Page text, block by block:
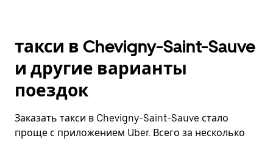
такси в Chevigny-Saint-Sauve
и другие варианты
поездок
Заказать такси в Chevigny-Saint-Sauve стало
проще с приложением Uber. Всего за несколько